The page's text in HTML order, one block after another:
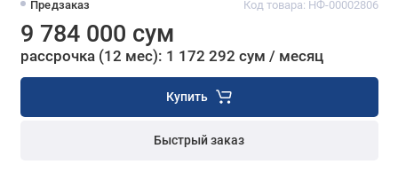
Предзаказ Код товара: НФ-00002806
9 784 000 сум
рассрочка (12 мес): 1 172 292 сум / месяц
Купить
Быстрый заказ